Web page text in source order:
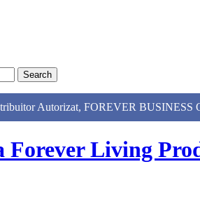
Autorizat, FOREVER BUSINESS
Forever Living